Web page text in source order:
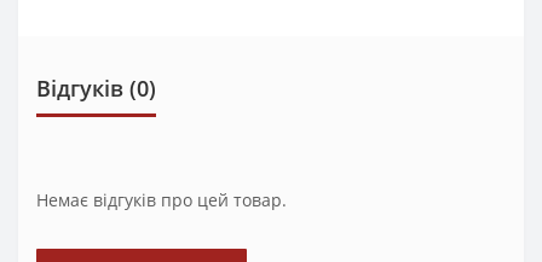
Відгуків (0)
Немає відгуків про цей товар.